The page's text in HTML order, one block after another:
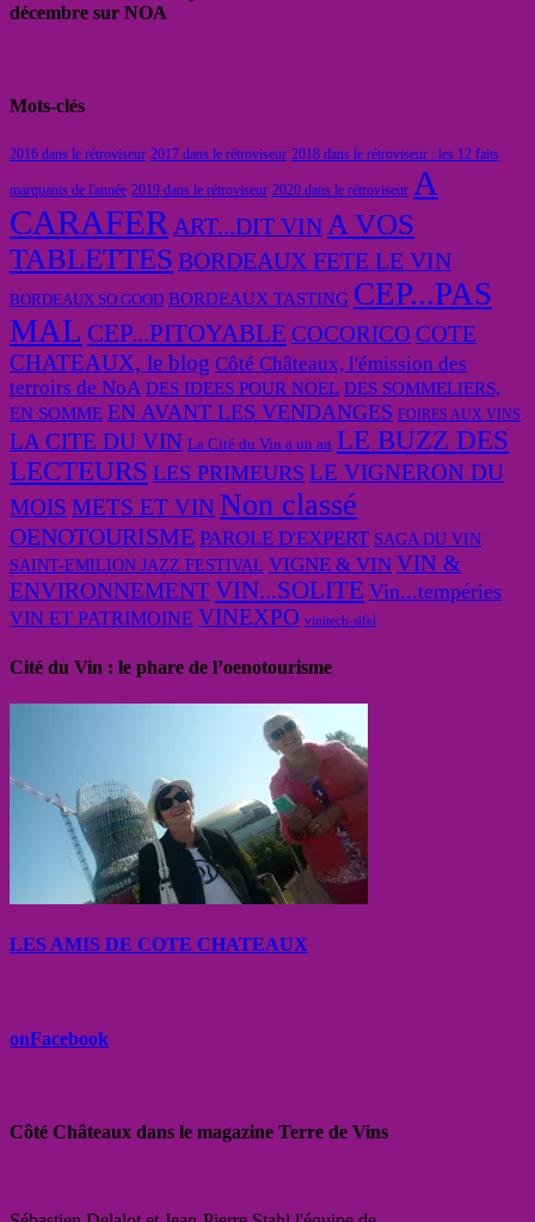
décembre sur NOA
Mots-clés
2016 dans le rétroviseur 2017 dans le rétroviseur 2018 dans le rétroviseur : les 12 faits
marquants de l'année 2019 dans le rétroviseur 2020 dans le rétroviseur A
CARAFERART...DIT VINA VOS
TABLETTES BORDEAUX FETE LE VIN
BORDEAUX SO GOOD BORDEAUX TASTING CEP...PAS
MAL CEP...PITOYABLE COCORICO COTE
CHATEAUX, le blog Côté Châteaux, l'émission des
terroirs de NoA DES IDEES POUR NOEL DES SOMMELIERS,
EN SOMME EN AVANT LES VENDANGES FOIRES AUX VINS
LA CITE DU VIN La Cité du Vin a un an LE BUZZ DES
LECTEURS LES PRIMEURS LE VIGNERON DU
MOIS METS ET VIN Non classé
OENOTOURISME PAROLE D'EXPERT SAGA DU VIN
SAINT-EMILION JAZZ FESTIVAL VIGNE & VIN VIN &
ENVIRONNEMENTVIN...SOLITE Vin...tempéries
VIN ET PATRIMOINE VINEXPO vinitech-sifel
Cité du Vin : le phare de l’oenotourisme
LES AMIS DE COTE CHATEAUX
onFacebook
Côté Châteaux dans le magazine Terre de Vins